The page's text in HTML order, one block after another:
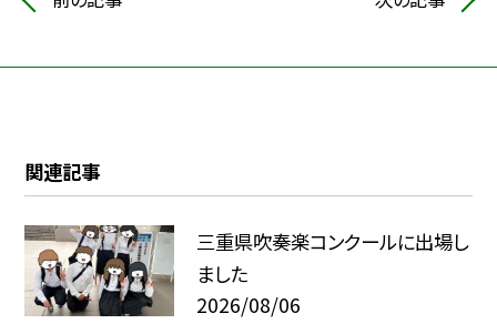
関連記事
三重県吹奏楽コンクールに出場し
ました
2026/08/06